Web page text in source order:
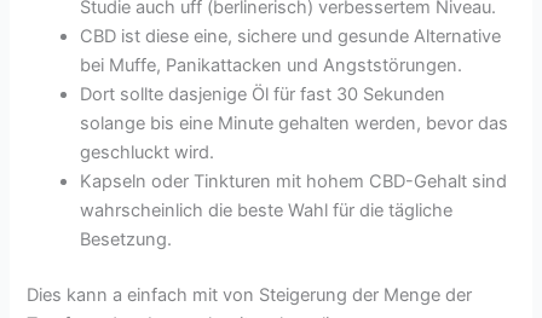
Studie auch uff (berlinerisch) verbessertem Niveau.
CBD ist diese eine, sichere und gesunde Alternative
bei Muffe, Panikattacken und Angststörungen.
Dort sollte dasjenige Öl für fast 30 Sekunden
solange bis eine Minute gehalten werden, bevor das
geschluckt wird.
Kapseln oder Tinkturen mit hohem CBD-Gehalt sind
wahrscheinlich die beste Wahl für die tägliche
Besetzung.
Dies kann a einfach mit von Steigerung der Menge der